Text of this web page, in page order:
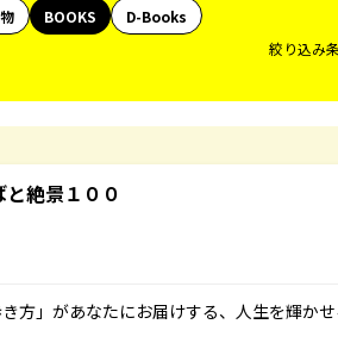
BOOKS
D-Books
絞り込み
絶景１００
方」があなたにお届けする、人生を輝か